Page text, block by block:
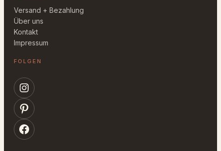
Versand + Bezahlung
Über uns
Kontakt
Impressum
FOLGEN
Instagram
Pinterest
Facebook